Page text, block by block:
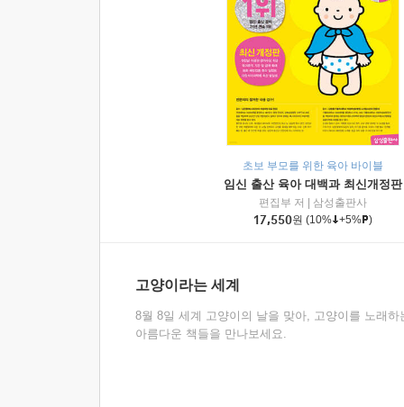
초보 부모를 위한 육아 바이블
임신 출산 육아 대백과 최신개정판
편집부 저
삼성출판사
17,550원 (10% +5% )
고양이라는 세계
8월 8일 세계 고양이의 날을 맞아, 고양이를 노래하
아름다운 책들을 만나보세요.